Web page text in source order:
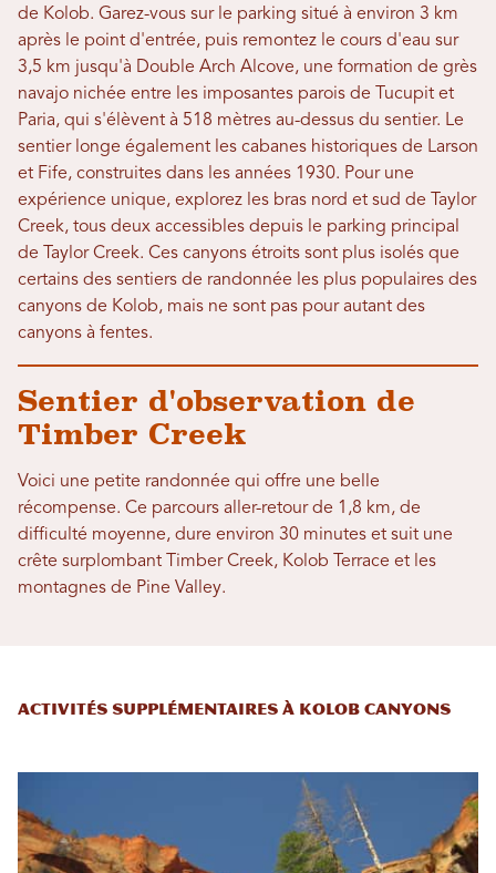
de Kolob. Garez-vous sur le parking situé à environ 3 km
après le point d'entrée, puis remontez le cours d'eau sur
3,5 km jusqu'à Double Arch Alcove, une formation de grès
navajo nichée entre les imposantes parois de Tucupit et
Paria, qui s'élèvent à 518 mètres au-dessus du sentier. Le
sentier longe également les cabanes historiques de Larson
et Fife, construites dans les années 1930. Pour une
expérience unique, explorez les bras nord et sud de Taylor
Creek, tous deux accessibles depuis le parking principal
de Taylor Creek. Ces canyons étroits sont plus isolés que
certains des sentiers de randonnée les plus populaires des
canyons de Kolob, mais ne sont pas pour autant des
canyons à fentes.
Sentier d'observation de
Timber Creek
Voici une petite randonnée qui offre une belle
récompense. Ce parcours aller-retour de 1,8 km, de
difficulté moyenne, dure environ 30 minutes et suit une
crête surplombant Timber Creek, Kolob Terrace et les
montagnes de Pine Valley.
Activités supplémentaires à Kolob Canyons